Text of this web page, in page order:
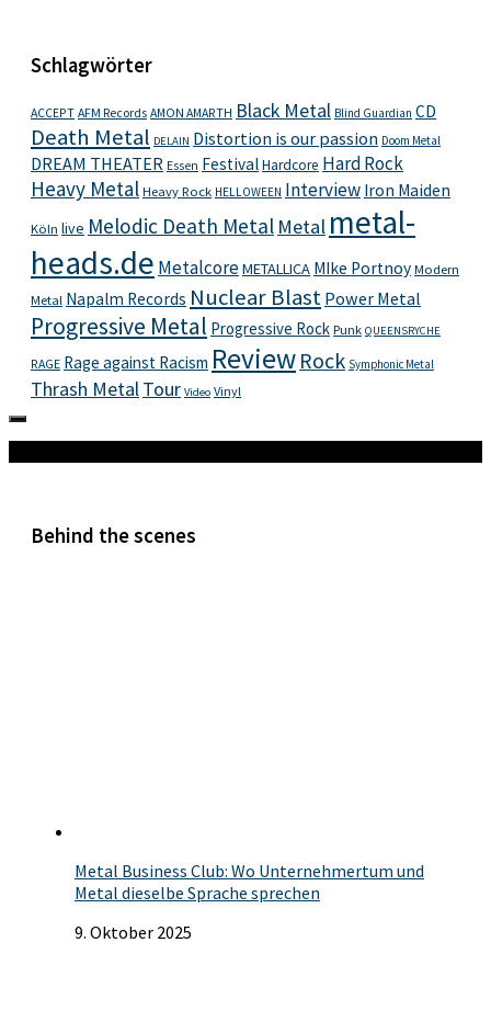
Schlagwörter
ACCEPT AFM Records AMON AMARTH Black Metal Blind Guardian CD
Death Metal DELAIN Distortion is our passion Doom Metal
DREAM THEATER Essen FestivalHardcore Hard Rock
Heavy Metal Heavy Rock HELLOWEEN Interview Iron Maiden
Köln live Melodic Death Metal Metal metal-
heads.de MetalcoreMETALLICA MIke Portnoy Modern
Metal Napalm Records Nuclear Blast Power Metal
Progressive Metal Progressive Rock Punk QUEENSRYCHE
RAGE Rage against Racism Review Rock Symphonic Metal
Thrash MetalTour Video Vinyl
Behind the scenes
Metal Business Club: Wo Unternehmertum und
Metal dieselbe Sprache sprechen
9. Oktober 2025